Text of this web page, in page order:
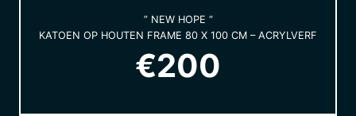
” NEW HOPE “
KATOEN OP HOUTEN FRAME 80 X 100 CM – ACRYLVERF
€200